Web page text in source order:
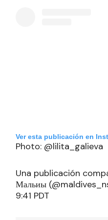
Ver esta publicación en
Photo: @lilita_galieva
Una publicación
Мальиы
9:41 PDT